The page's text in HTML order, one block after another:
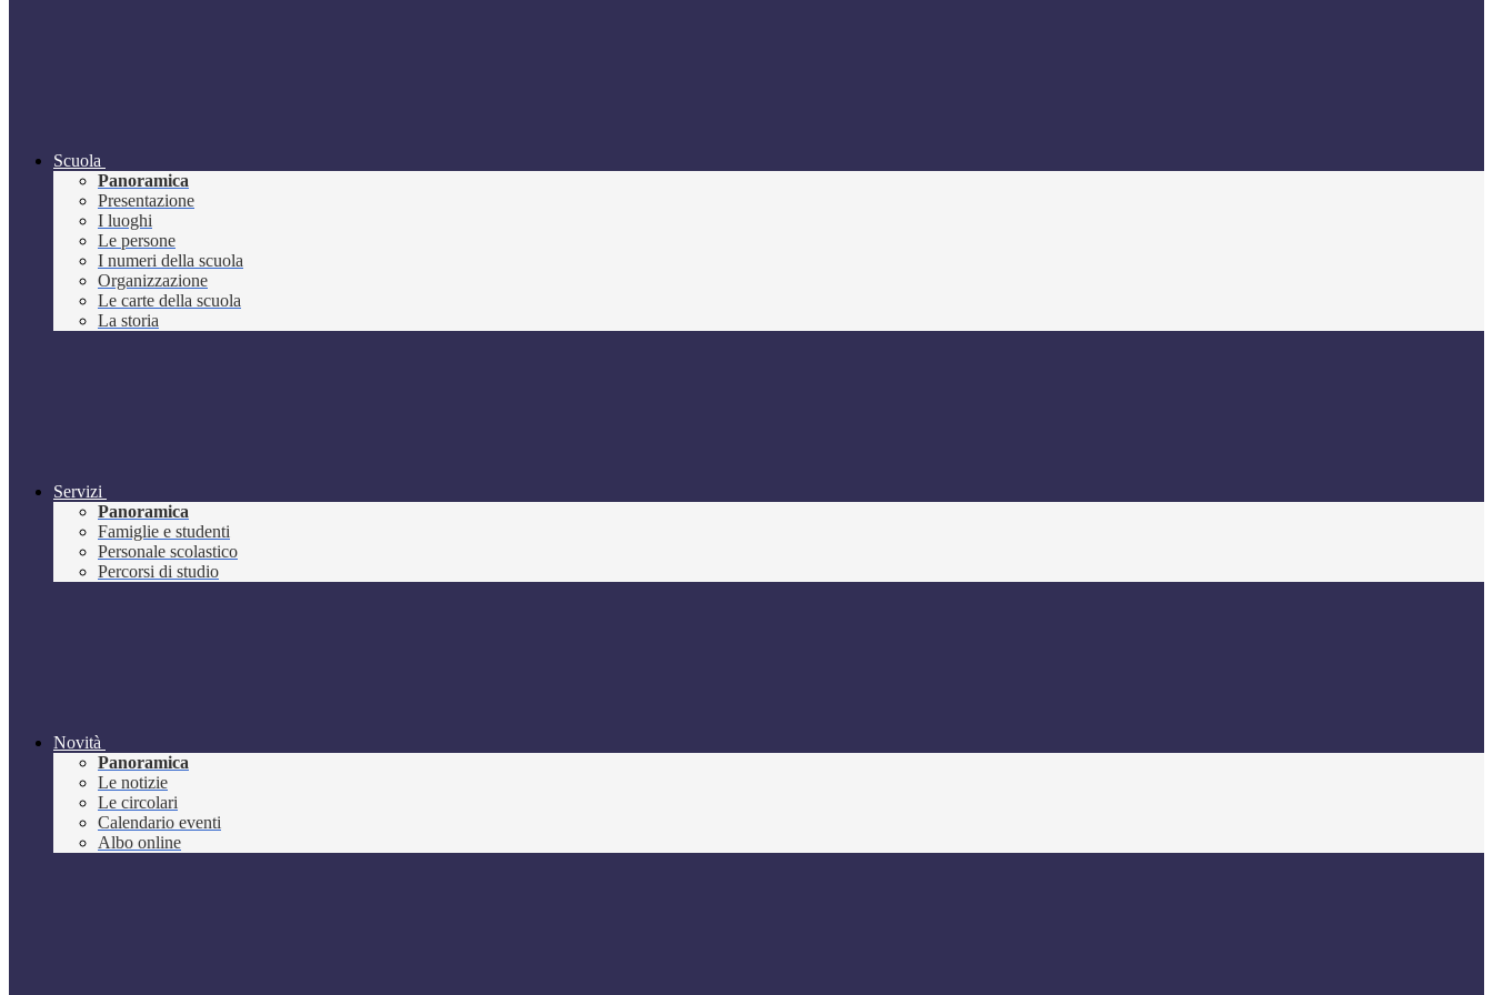
Scuola
Panoramica
Presentazione
I luoghi
Le persone
I numeri della scuola
Organizzazione
Le carte della scuola
La storia
Servizi
Panoramica
Famiglie e studenti
Personale scolastico
Percorsi di studio
Novità
Panoramica
Le notizie
Le circolari
Calendario eventi
Albo online